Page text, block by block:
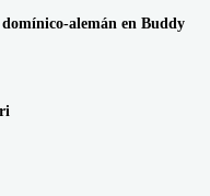
alemán en Buddy